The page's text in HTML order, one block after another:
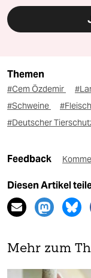
Themen
#Cem Özdemir
#Schweine
#Fleisch
#Deutscher
Feedback
Diesen Artikel
Mehr zum